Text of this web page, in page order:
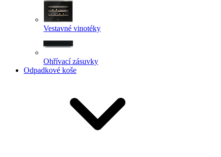
Vestavné vinotéky
Ohřívací zásuvky
Odpadkové koše